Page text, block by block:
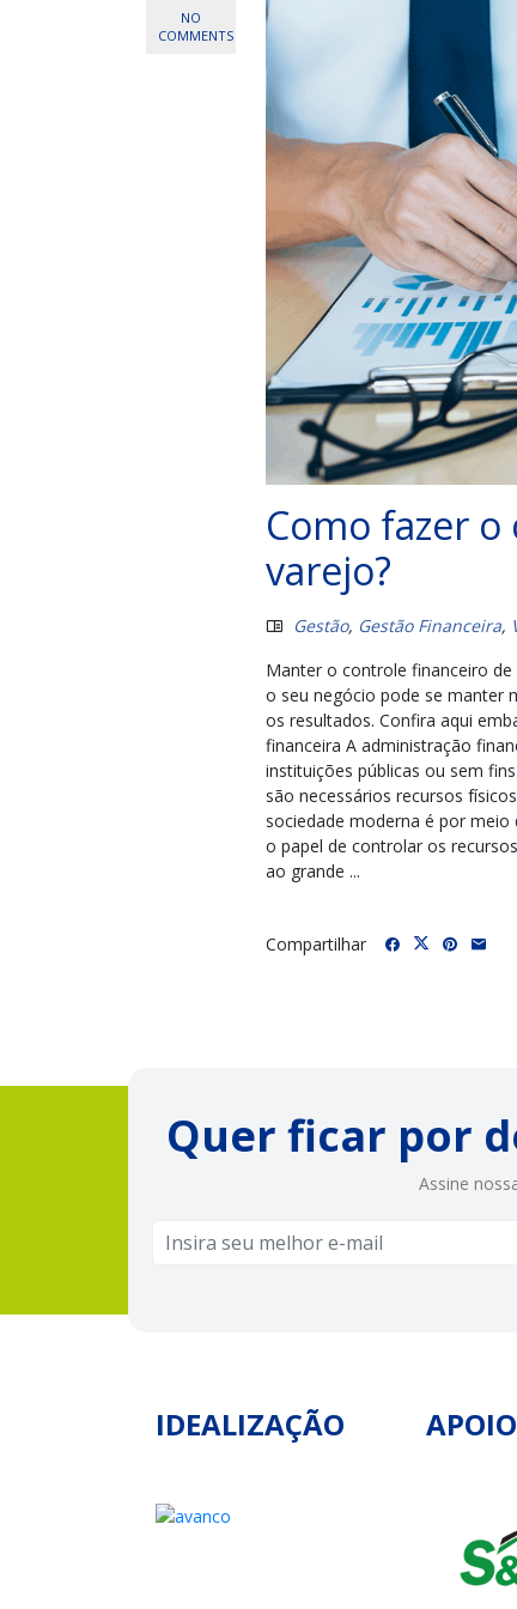
NO
COMMENTS
Como fazer
varejo?
Gestão, Gestão Financeira,
Manter o controle financeiro
o seu negócio pode se manter
os resultados. Confira aqui
financeira A administração
instituições públicas ou sem
são necessários recursos
sociedade moderna é por
o papel de controlar os
ao grande ...
Compartilhar
Quer ficar por
Assine
IDEALIZAÇÃO APOIO